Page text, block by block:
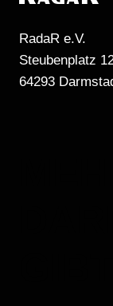
RadaR e.V.
Steubenplatz
64293